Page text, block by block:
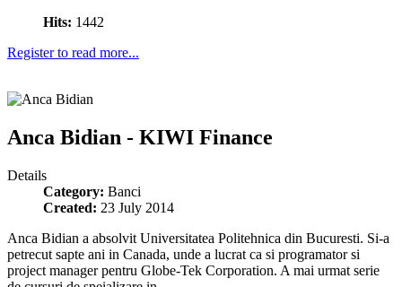
Hits: 1442
Register to read more...
Anca Bidian - KIWI Finance
Details
Category: Banci
Created: 23 July 2014
Anca Bidian a absolvit Universitatea Politehnica din Bucuresti. Si-a
petrecut sapte ani in Canada, unde a lucrat ca si programator si
project manager pentru Globe-Tek Corporation. A mai urmat serie